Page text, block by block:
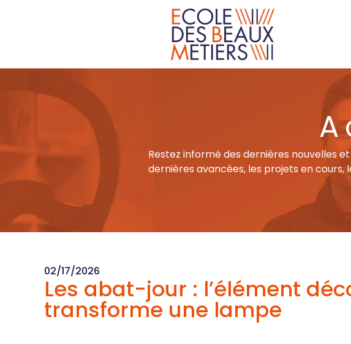
Restez informé des dernières nouvelles
dernières avancées, les projets en cours,
02/17/2026
Les abat-jour : l’élément
transforme une lampe